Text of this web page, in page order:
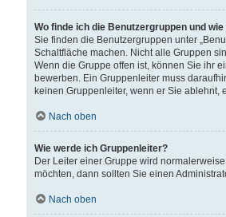
Wo finde ich die Benutzergruppen und
Sie finden die Benutzergruppen unter
Schaltfläche machen. Nicht alle Gruppen
Wenn die Gruppe offen ist, können Sie ihr
bewerben. Ein Gruppenleiter muss
keinen Gruppenleiter, wenn er Sie ablehnt,
Nach oben
Wie werde ich Gruppenleiter?
Der Leiter einer Gruppe wird
möchten, dann sollten Sie einen
Nach oben